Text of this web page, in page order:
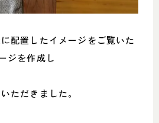
配置したイメージをご覧いた
ジを作成し
ただきました。